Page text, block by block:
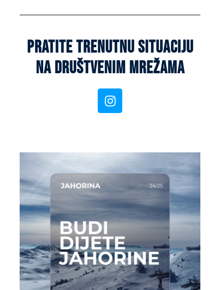
pratite trenutnu situaciju
na društvenim mrežama